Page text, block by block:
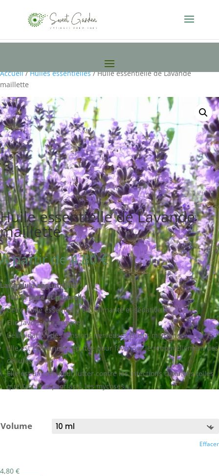
Accueil/Huiles essentielles/ Huile essentielle de Lavande
maillette
Huile essentielle de Lavande
maillette
A partir de4,80€
Lavandula angustifolia.
100 % pure et naturelle.
Cette huile essentielle est calmante et sédative.
Elle favorise le sommeil.
L’élimination des tensions nerveuses et des migraines.
Elle est également réputée pour favoriser le renouvellement des
cellules.
Elle est utilisée pour lutter contre les infections cutanées telles
que l’acné, le psoriasis, les mycoses,…
Volume
Effacer
4,80 €